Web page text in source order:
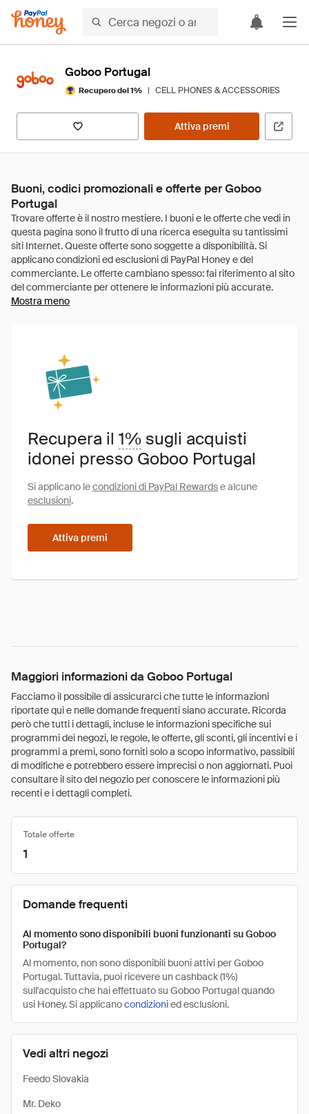
Goboo Portugal
Recupero del 1% | CELL PHONES & ACCESSORIES
Attiva premi
Buoni, codici promozionali e offerte per Goboo
Portugal
Mostra meno
Recupera il 1% sugli acquisti
idonei presso Goboo Portugal
Si applicano lecondizioni di PayPal Rewardse alcune
esclusioni.
Attiva premi
Maggiori informazioni da Goboo Portugal
Facciamo il possibile di assicurarci che tutte le informazioni
riportate qui e nelle domande frequenti siano accurate. Ricorda
però che tutti i dettagli, incluse le informazioni specifiche sui
programmi dei negozi, le regole, le offerte, gli sconti, gli incentivi e i
programmi a premi, sono forniti solo a scopo informativo, passibili
di modifiche e potrebbero essere imprecisi o non aggiornati. Puoi
consultare il sito del negozio per conoscere le informazioni più
recenti e i dettagli completi.
Vedi altri negozi
Feedo Slovakia
Mr. Deko
Totale offerte
1
Domande frequenti
Al momento sono disponibili buoni funzionanti su Goboo
Portugal?
Al momento, non sono disponibili buoni attivi per Goboo
Portugal. Tuttavia, puoi ricevere un cashback (1%)
sull'acquisto che hai effettuato su Goboo Portugal quando
usi Honey. Si applicanocondizionied esclusioni.